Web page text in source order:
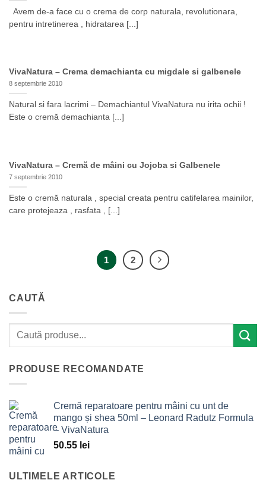
Avem de-a face cu o crema de corp naturala, revolutionara,
pentru intretinerea , hidratarea [...]
VivaNatura – Crema demachianta cu migdale si galbenele
8 septembrie 2010
Natural si fara lacrimi – Demachiantul VivaNatura nu irita ochii !
Este o cremă demachianta [...]
VivaNatura – Cremă de mâini cu Jojoba si Galbenele
7 septembrie 2010
Este o cremă naturala , special creata pentru catifelarea mainilor,
care protejeaza , rasfata , [...]
1 2
CAUTĂ
PRODUSE RECOMANDATE
Cremă reparatoare pentru mâini cu unt de
mango și shea 50ml – Leonard Radutz Formula
– VivaNatura
50.55 lei
ULTIMELE ARTICOLE